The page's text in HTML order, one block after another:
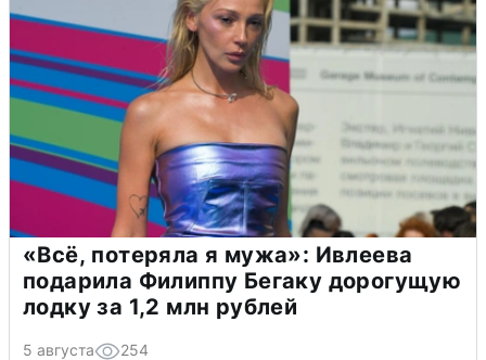
«Всё, потеряла я мужа»: Ивлеева
подарила Филиппу Бегаку дорогущую
лодку за 1,2 млн рублей
5 августа 254